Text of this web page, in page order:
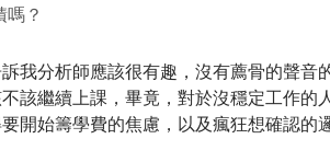
？
我分析師應該很有趣，沒有薦骨的聲音
該繼續上課，畢竟，對於沒穩定工作的
開始籌學費的焦慮，以及瘋狂想確認的